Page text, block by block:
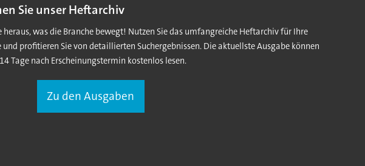
Sie unser Heftarchiv
heraus, was die Branche bewegt! Nutzen Sie das umfangreiche Heftarchiv für Ihre
und profitieren Sie von detaillierten Suchergebnissen. Die aktuellste Ausgabe können
Tage nach Erscheinungstermin kostenlos lesen.
Zu den Ausgaben